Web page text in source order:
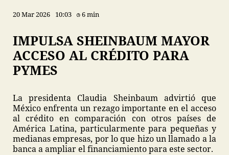
20 Mar 2026 10:03 6 min
IMPULSA SHEINBAUM MAYOR
ACCESO AL CRÉDITO PARA
PYMES
La presidenta Claudia Sheinbaum advirtió que
México enfrenta un rezago importante en el acceso
al crédito en comparación con otros países de
América Latina, particularmente para pequeñas y
medianas empresas, por lo que hizo un llamado a la
banca a ampliar el financiamiento para este sector.